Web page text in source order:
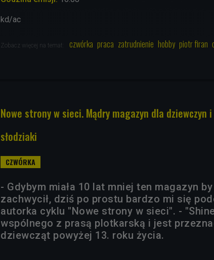
kd/ac
Zobacz więcej na temat: czwórka praca zatrudnienie hobby piotr firan
Nowe strony w sieci. Mądry magazyn dla dziewczyn
słodziaki
- Gdybym miała 10 lat mniej ten magazyn
zachwycił, dziś po prostu bardzo mi się
autorka cyklu "Nowe strony w sieci". -
wspólnego z prasą plotkarską i jest
dziewcząt powyżej 13. roku życia.